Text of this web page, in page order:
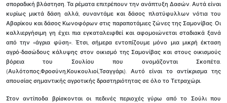
σποραδική βλάστηση. Τα ρέματα επιτρέπουν την ανάπτυξη Δασών. Αυτά είναι
κυρίως μικτά δάση αλλά, συναντάμε και δάσος πλατύφυλλων νότια του
Αβαρίκου και δάσος Κωνοφόρων στις παραποτάμιες ζώνες της Σαμονίβας. Οι
καλλιεργήσιμη γη έχει πια εγκαταλειφθεί και αφομοιώνεται σταδιακά ξανά
από την «άγρια φύση». Έτσι, σήμερα εντοπίζουμε μόνο μια μικρή έκταση
αγρό-δασώδους κάλυψης στον οικισμό της Σαμονίβας και στους οικισμούς
βόρεια του Σουλίου που ονομάζονται Σκοπέτα.
(Αυλότοπος,Φροσύνη,Κουκουλιοί,Τσαγγάρι). Αυτό είναι το αντίκρισμα της
απουσίας σημαντικής αγροτικής δραστηριότητας σε όλο το Τετραχώρι.
Στον αντίποδα βρίσκονται οι πεδινές περιοχές γύρω από το Σούλι που